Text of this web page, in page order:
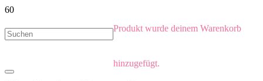
Produkt wurde deinem Warenkorb
hinzugefügt.